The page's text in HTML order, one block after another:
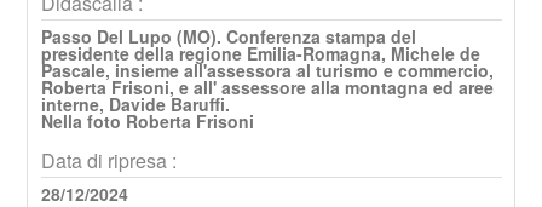
Passo Del Lupo (MO). Conferenza stampa del
presidente della regione Emilia-Romagna, Michele de
Pascale, insieme all'assessora al turismo e commercio,
Roberta Frisoni, e all' assessore alla montagna ed aree
interne, Davide Baruffi.
Nella foto Roberta Frisoni
Data di ripresa :
28/12/2024